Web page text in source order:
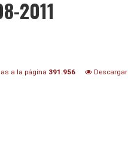
2011
a la página 391.956 Descargar